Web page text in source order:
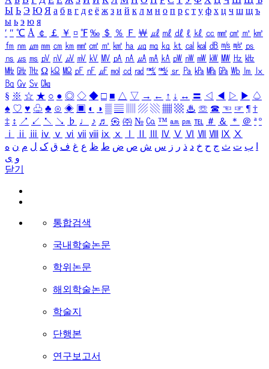
Ы Ь Э Ю Я а б в г д е ё ж з и й к л м н о п р с т у ф х ц ч ш щ ъ
ы ь э ю я
′ ″ ℃ Å ￠ ￡ ￥ ¤ ℉ ‰ ＄ ％ Ｆ ￦ ㎕ ㎖ ㎗ ℓ ㎘ ㏄ ㎣ ㎤ ㎥ ㎦
㎙ ㎚ ㎛ ㎜ ㎝ ㎞ ㎟ ㎠ ㎡ ㎢ ㏊ ㎍ ㎎ ㎏ ㏏ ㎈ ㎉ ㏈ ㎧ ㎨ ㎰
㎱ ㎲ ㎳ ㎴ ㎵ ㎶ ㎷ ㎸ ㎹ ㎀ ㎁ ㎂ ㎃ ㎄ ㎺ ㎻ ㎽ ㎾ ㎿ ㎐ ㎑
㎒ ㎓ ㎔ Ω ㏀ ㏁ ㎊ ㎋ ㎌ ㏖ ㏅ ㎭ ㎮ ㎯ ㏛ ㎩ ㎪ ㎫ ㎬ ㏝ ㏐
㏓
㏃ ㏉ ㏜ ㏆
§ ※ ☆ ★ ○ ● ◎ ◇ ◆ □ ■ △ ▽ → ← ↑ ↓ ↔ 〓 ◁ ◀ ▷ ▶ ♤
♠ ♡ ♥ ♧ ♣ ⊙ ◈ ▣ ◐ ◑ ▒ ▤ ▨ ▧ ▦ ▩ ♨ ☏ ☎ ☜ ☞ ¶ †
‡ ↕ ↗ ↙ ↖ ↘ ♭ ♩ ♪ ♬ ㉿ ㈜ № ㏇ ™ ㏂ ㏘ ℡ ＃ ＆ ＊ ＠ ª º
ⅰ
ⅱ ⅲ ⅳ ⅴ ⅵ ⅶ ⅷ ⅸ ⅹ Ⅳ Ⅴ Ⅵ Ⅶ Ⅷ Ⅸ Ⅹ
ب ت ث ج ح خ د ذ ر ز س ش ص ض ط ظ ع غ ف ق ک ل م ن ه
و ی
닫기
통합검색
국내학술논문
학위논문
해외학술논문
학술지
단행본
연구보고서